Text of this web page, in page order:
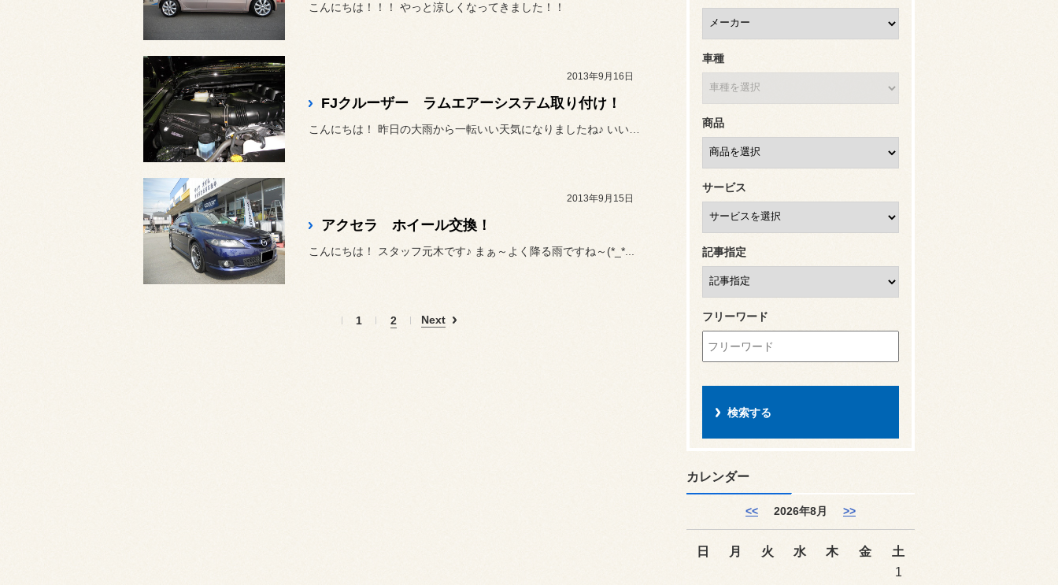
こんにちは！！！ やっと涼しくなってきました！！
2013年9月16日
FJクルーザー ラムエアーシステム取り付け！
2013年9月15日
アクセラ ホイール交換！
こんにちは！ スタッフ元木です♪ まぁ～よく降る雨ですね～(*_*...
1 2 Next
車種
商品
サービス
記事指定
フリーワード
カレンダー
<< 2026年8月 >>
日 月 火 水 木 金
土
1